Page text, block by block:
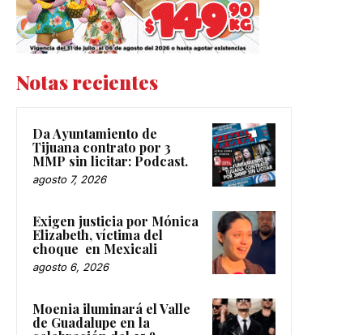
Notas recientes
Da Ayuntamiento de
Tijuana contrato por 3
MMP sin licitar: Podcast.
agosto 7, 2026
Exigen justicia por Mónica
Elizabeth, víctima del
choque en Mexicali
agosto 6, 2026
Moenia iluminará el Valle
de Guadalupe en la